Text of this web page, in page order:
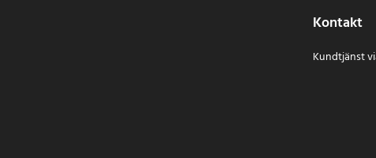
Kontakt
Kundtjänst